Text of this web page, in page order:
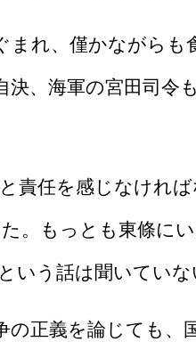
れ、僅かながら
、海軍の宮田司
任を感じなけれ
。もっとも東條に
いう話は聞いていな
正義を論じても、